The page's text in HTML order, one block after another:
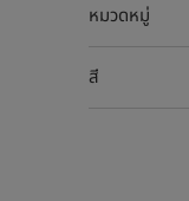
หมวดหมู่
สี